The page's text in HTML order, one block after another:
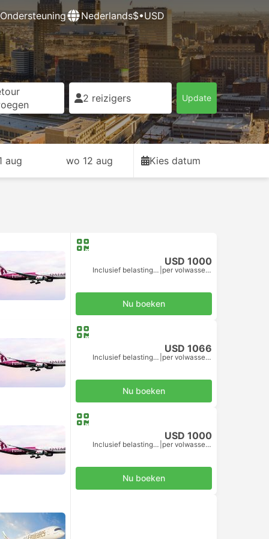
Ondersteuning Nederlands$•USD
2 reizigers Update
aug wo 12 aug Kies datum
USD 1000
Inclusief belastingen per volwassene
Nu boeken
USD 1066
Inclusief belastingen per volwassene
Nu boeken
USD 1000
Inclusief belastingen per volwassene
Nu boeken